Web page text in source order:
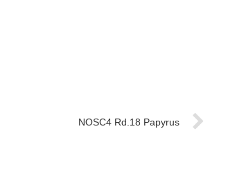
NOSC4 Rd.18 Papyrus